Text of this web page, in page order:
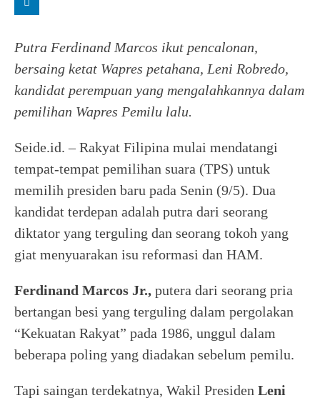
Putra Ferdinand Marcos ikut pencalonan,
bersaing ketat Wapres petahana, Leni Robredo,
kandidat perempuan yang mengalahkannya dalam
pemilihan Wapres Pemilu lalu.
Seide.id. – Rakyat Filipina mulai mendatangi
tempat-tempat pemilihan suara (TPS) untuk
memilih presiden baru pada Senin (9/5). Dua
kandidat terdepan adalah putra dari seorang
diktator yang terguling dan seorang tokoh yang
giat menyuarakan isu reformasi dan HAM.
Ferdinand Marcos Jr., putera dari seorang pria
bertangan besi yang terguling dalam pergolakan
“Kekuatan Rakyat” pada 1986, unggul dalam
beberapa poling yang diadakan sebelum pemilu.
Tapi saingan terdekatnya, Wakil Presiden Leni